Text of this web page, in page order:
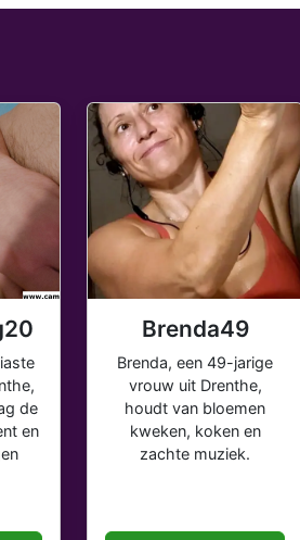
de
en
Brenda49
Brenda, een 49-jarige
vrouw uit Drenthe,
houdt van bloemen
kweken, koken en
zachte muziek.